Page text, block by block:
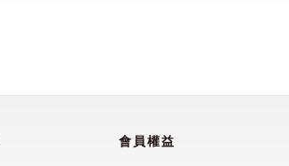
會員權益